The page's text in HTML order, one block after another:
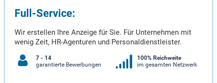
Full-Service:
Wir erstellen Ihre Anzeige für Sie. Für Unternehmen mit
wenig Zeit, HR-Agenturen und Personaldienstleister.
7 - 14
garantierte Bewerbungen
100% Reichweite
im gesamten Netzwerk